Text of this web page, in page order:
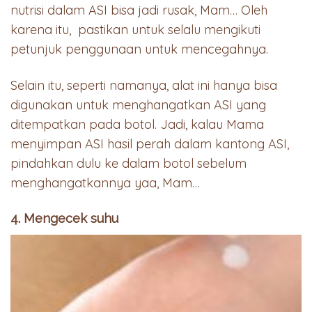
nutrisi dalam ASI bisa jadi rusak, Mam… Oleh
karena itu, pastikan untuk selalu mengikuti
petunjuk penggunaan untuk mencegahnya.
Selain itu, seperti namanya, alat ini hanya bisa
digunakan untuk menghangatkan ASI yang
ditempatkan pada botol. Jadi, kalau Mama
menyimpan ASI hasil perah dalam kantong ASI,
pindahkan dulu ke dalam botol sebelum
menghangatkannya yaa, Mam…
4. Mengecek suhu